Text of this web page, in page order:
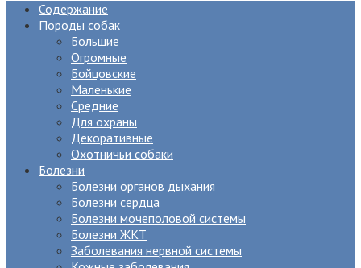
Содержание
Породы собак
Большие
Огромные
Бойцовские
Маленькие
Средние
Для охраны
Декоративные
Охотничьи собаки
Болезни
Болезни органов дыхания
Болезни сердца
Болезни мочеполовой системы
Болезни ЖКТ
Заболевания нервной системы